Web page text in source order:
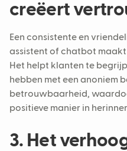
creëert
Een consistente en
assistent of chatbot
Het helpt klanten te
hebben met een anoniem
betrouwbaarheid,
positieve manier in
3. Het